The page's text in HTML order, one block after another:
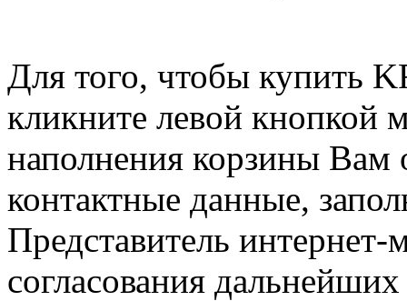
Для того, чтобы купить
кликните левой
наполнения корзины Вам
контактные данные,
Представитель
согласования